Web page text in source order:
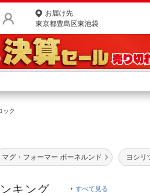
お届け先
東京都豊島区東池袋
お客様サポート
ック
マグ・フォーマー ボーネルンド ヨシリ
キング すべて見る